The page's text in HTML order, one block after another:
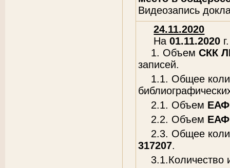
Видеозапись
24.11.2020
На01.11.2020 г.
1. ОбъемСКК
записей.
1.1. Общее
2.1. Объем
2.2. Объем
2.3. Общее
317207.
3.1.Количество